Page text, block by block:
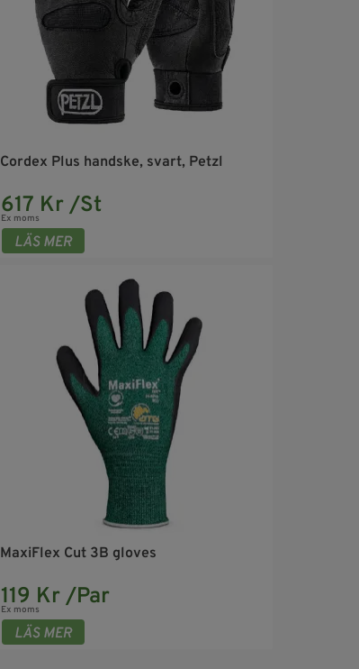
Cordex Plus handske, svart, Petzl
617 Kr /St
Ex moms
MaxiFlex Cut 3B gloves
119 Kr /Par
Ex moms